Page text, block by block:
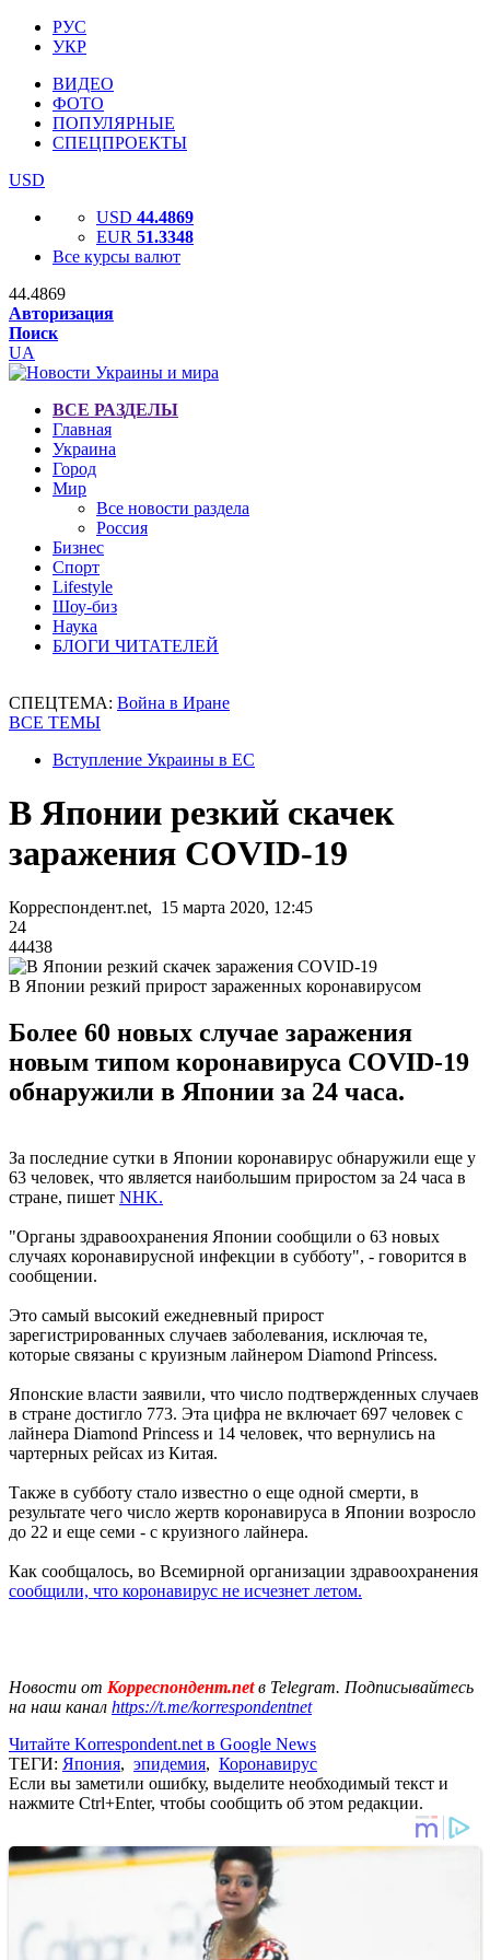
РУС
УКР
ВИДЕО
ФОТО
ПОПУЛЯРНЫЕ
СПЕЦПРОЕКТЫ
USD
USD 44.4869
EUR 51.3348
Все курсы валют
44.4869
Авторизация
Поиск
UA
ВСЕ РАЗДЕЛЫ
Главная
Украина
Город
Мир
Все новости раздела
Россия
Бизнес
Спорт
Lifestyle
Шоу-биз
Наука
БЛОГИ ЧИТАТЕЛЕЙ
СПЕЦТЕМА: Война в Иране
ВСЕ ТЕМЫ
Вступление Украины в ЕС
В Японии резкий скачек
заражения COVID-19
Корреспондент.net, 15 марта 2020, 12:45
24
44438
В Японии резкий прирост зараженных коронавирусом
Более 60 новых случае заражения
новым типом коронавируса COVID-19
обнаружили в Японии за 24 часа.
За последние сутки в Японии коронавирус обнаружили еще у
63 человек, что является наибольшим приростом за 24 часа в
стране, пишет NHK.
"Органы здравоохранения Японии сообщили о 63 новых
случаях коронавирусной инфекции в субботу", - говорится в
сообщении.
Это самый высокий ежедневный прирост
зарегистрированных случаев заболевания, исключая те,
которые связаны с круизным лайнером Diamond Princess.
Японские власти заявили, что число подтвержденных случаев
в стране достигло 773. Эта цифра не включает 697 человек с
лайнера Diamond Princess и 14 человек, что вернулись на
чартерных рейсах из Китая.
Также в субботу стало известно о еще одной смерти, в
результате чего число жертв коронавируса в Японии возросло
до 22 и еще семи - с круизного лайнера.
Как сообщалось, во Всемирной организации здравоохранения
сообщили, что коронавирус не исчезнет летом.
Новости от Корреспондент.netв Telegram. Подписывайтесь
на наш канал https://t.me/korrespondentnet
Читайте Korrespondent.net в Google News
ТЕГИ: Япония, эпидемия, Коронавирус
Если вы заметили ошибку, выделите необходимый текст и
нажмите Ctrl+Enter, чтобы сообщить об этом редакции.